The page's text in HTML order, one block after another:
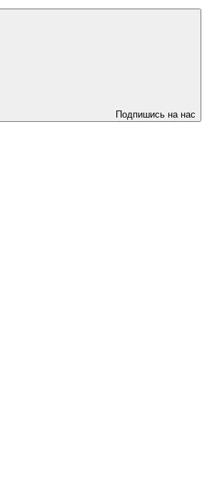
Подпишись на нас